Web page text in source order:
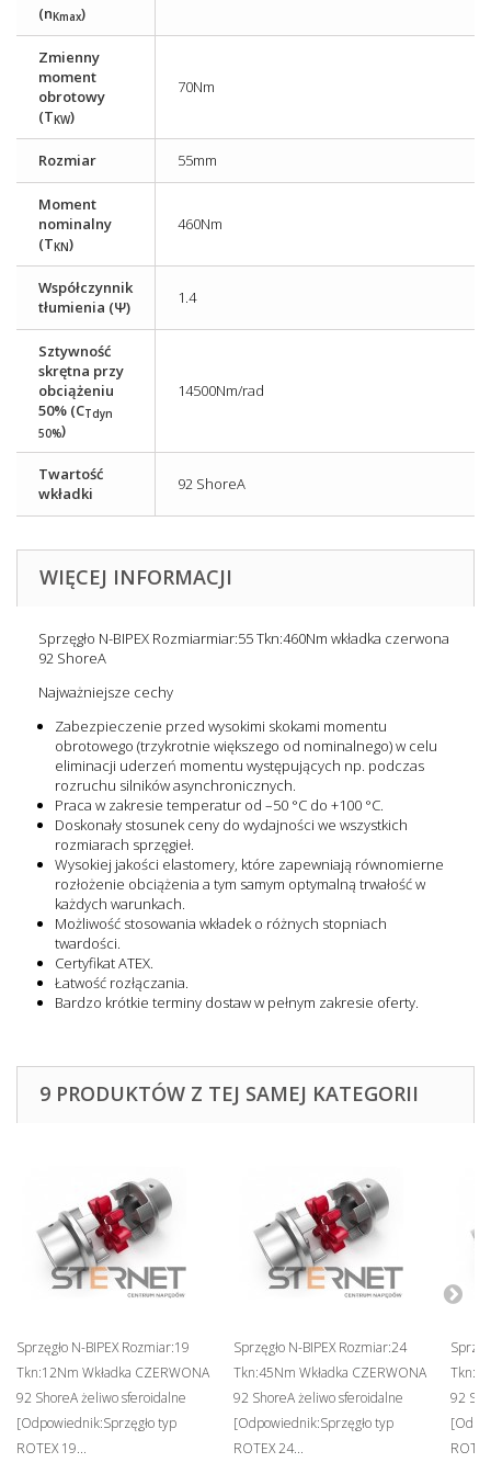
(n Kmax)
Zmienny
moment
obrotowy
(T KW)
70Nm
Rozmiar 55mm
Moment
nominalny
(T KN)
460Nm
Współczynnik
tłumienia (Ψ)
1.4
Sztywność
skrętna przy
obciążeniu
50% (CTdyn
50%)
14500Nm/rad
Twartość
wkładki
92 ShoreA
WIĘCEJ INFORMACJI
Sprzęgło N-BIPEX Rozmiarmiar:55 Tkn:460Nm wkładka czerwona
92 ShoreA
Najważniejsze cechy
Zabezpieczenie przed wysokimi skokami momentu
obrotowego (trzykrotnie większego od nominalnego) w celu
eliminacji uderzeń momentu występujących np. podczas
rozruchu silników asynchronicznych.
Praca w zakresie temperatur od –50 °C do +100 °C.
Doskonały stosunek ceny do wydajności we wszystkich
rozmiarach sprzęgieł.
Wysokiej jakości elastomery, które zapewniają równomierne
rozłożenie obciążenia a tym samym optymalną trwałość w
każdych warunkach.
Możliwość stosowania wkładek o różnych stopniach
twardości.
Certyfikat ATEX.
Łatwość rozłączania.
Bardzo krótkie terminy dostaw w pełnym zakresie oferty.
9 PRODUKTÓW Z TEJ SAMEJ KATEGORII
Sprzęgło N-BIPEX Rozmiar:19
Tkn:12Nm Wkładka CZERWONA
92 ShoreA żeliwo sferoidalne
[Odpowiednik:Sprzęgło typ
ROTEX 19...
Sprzęgło N-BIPEX Rozmiar:24
Tkn:45Nm Wkładka CZERWONA
92 ShoreA żeliwo sferoidalne
[Odpowiednik:Sprzęgło typ
ROTEX 24...
92